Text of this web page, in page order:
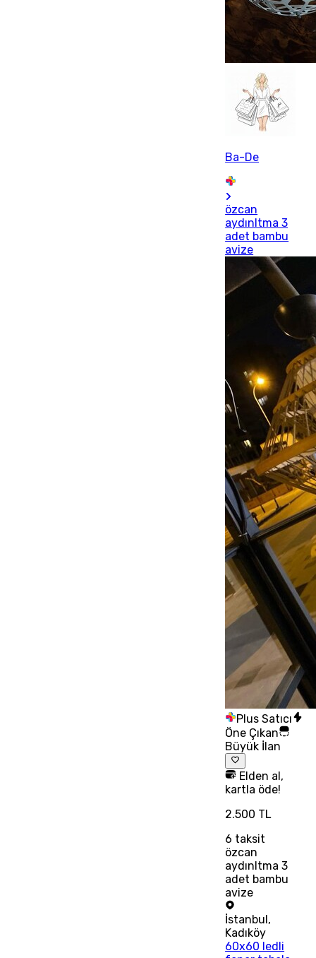
Ba-De
özcan
aydınltma 3
adet bambu
avize
Plus Satıcı
Öne Çıkan
Büyük İlan
Elden al,
kartla öde!
2.500 TL
6 taksit
özcan
aydınltma 3
adet bambu
avize
İstanbul ,
Kadıköy
60x60 ledli